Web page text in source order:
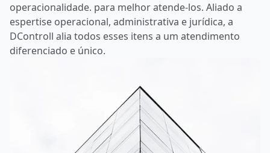
operacionalidade. para melhor atende-los. Aliado a
espertise operacional, administrativa e jurídica, a
DControll alia todos esses itens a um atendimento
diferenciado e único.